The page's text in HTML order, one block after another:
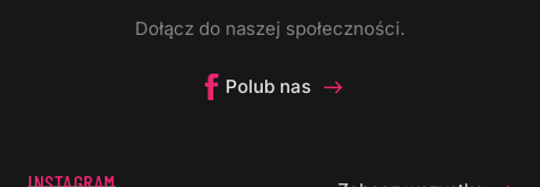
Dołącz do naszej społeczności.
Polub nas